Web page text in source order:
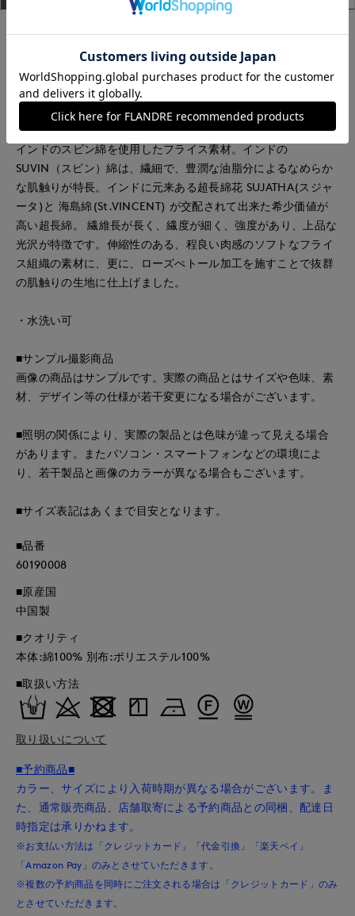
サテン地の切り替えを施したタンクトップ。
安心感のある衿開きと肩幅に拘り、着心地よ良いサイズ感に仕
上げています。すべりの良い素材感、胸元のサテンがアクセン
トになり、シャツのインナーはもちろん、夏場のカットソーと
のレイヤードスタイルに最適なアイテムです。
インドのスビン綿を使用したフライス素材。インドの
SUVIN（スビン）綿は、繊細で、豊潤な油脂分によるなめらか
な肌触りが特長。インドに元来ある超長綿花 SUJATHA(スジャ
ータ)と 海島綿(St.VINCENT) が交配されて出来た希少価値が
高い超長綿。 繊維長が長く、繊度が細く、強度があり、上品な
光沢が特徴です。伸縮性のある、程良い肉感のソフトなフライ
ス組織の素材に、更に、ローズぺトール加工を施すことで抜群
の肌触りの生地に仕上げました。
・水洗い可
■サンプル撮影商品
画像の商品はサンプルです。実際の商品とはサイズや色味、素
材、デザイン等の仕様が若干変更になる場合がございます。
■照明の関係により、実際の製品とは色味が違って見える場合
があります。またパソコン・スマートフォンなどの環境によ
り、若干製品と画像のカラーが異なる場合もございます。
■サイズ表記はあくまで目安となります。
■品番
60190008
■原産国
中国製
■クオリティ
本体:綿100% 別布:ポリエステル100%
■取扱い方法
取り扱いについて
■予約商品■
カラー、サイズにより入荷時期が異なる場合がございます。ま
た、通常販売商品、店舗取寄による予約商品との同梱、配達日
時指定は承りかねます。
※お支払い方法は「クレジットカード」「代金引換」「楽天ペイ」
「Amazon Pay」のみとさせていただきます。
※複数の予約商品を同時にご注文される場合は「クレジットカード」のみ
とさせていただきます。